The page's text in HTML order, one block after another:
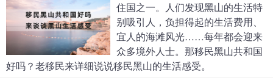
住国之一。人们发现黑山的生活特
别吸引人，负担得起的生活费用、
宜人的海滩风光……每年都会迎来
众多境外人士。那移民黑山共和国
好吗？老移民来详细说说移民黑山的生活感受。